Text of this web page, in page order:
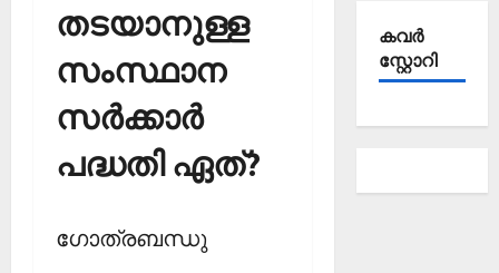
തടയാനുള്ള
സംസ്ഥാന
സര്‍ക്കാര്‍
പദ്ധതി ഏത്?
ഗോത്രബന്ധു
കവര്‍
സ്റ്റോറി